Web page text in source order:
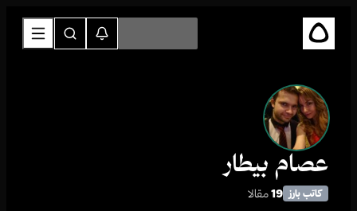
عصام بيطار
كاتب بارز 19مقالا